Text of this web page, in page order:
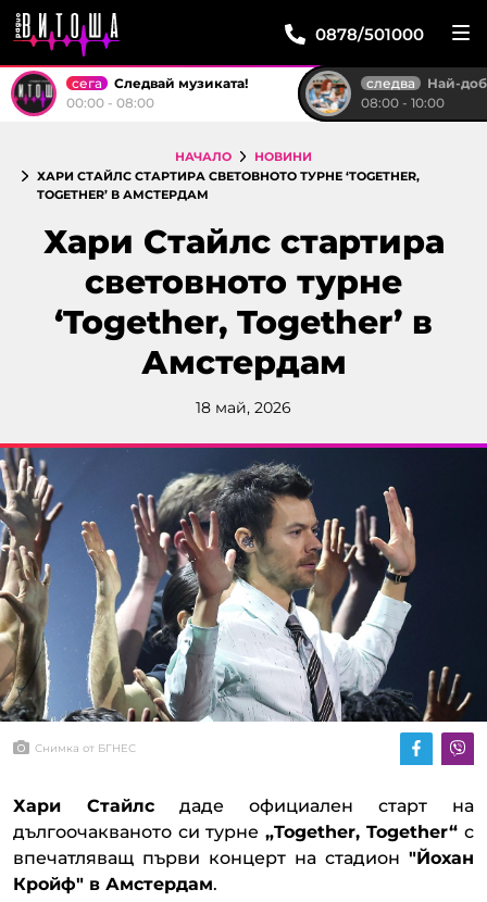
0878/501000
сега
Следвай музиката!
00:00 - 08:00
следва
Най-доброто от
08:00 - 10:00
НАЧАЛО
НОВИНИ
ХАРИ СТАЙЛС СТАРТИРА СВЕТОВНОТО ТУРНЕ ‘TOGETHER,
TOGETHER’ В АМСТЕРДАМ
Хари Стайлс стартира
световното турне
‘Together, Together’ в
Амстердам
18 май, 2026
Снимка от БГНЕС
Хари Стайлс даде официален старт на
дългоочакваното си турне „Together, Together“ с
впечатляващ първи концерт на стадион "Йохан
Кройф" в Амстердам.